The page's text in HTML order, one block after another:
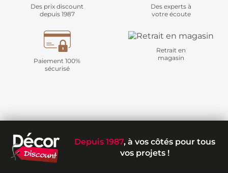
Des prix discount
depuis 1987
Des experts à
votre écoute
Paiement 100%
sécurisé
Retrait en
magasin
Depuis 1987, à vos côtés pour tous
vos projets !